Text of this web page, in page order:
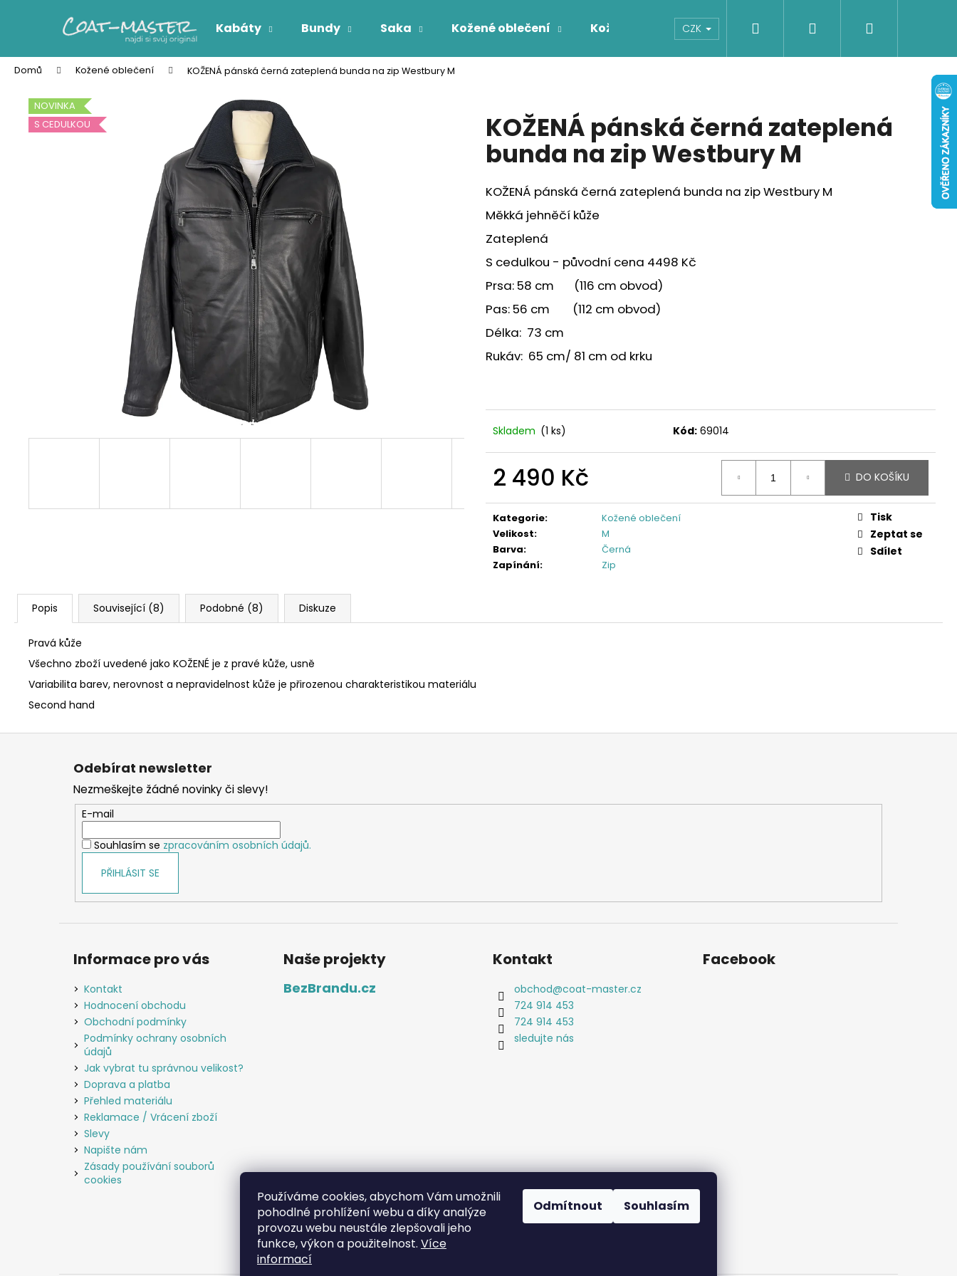
Používáme cookies, abychom Vám umožnili
pohodlné prohlížení webu a díky analýze
provozu webu neustále zlepšovali jeho
funkce, výkon a použitelnost. Více
informací
Odmítnout Souhlasím
Kabáty Bundy Saka Kožené oblečení Kožichy Boty Dětské
CZK Přihlášení
Domů Kožené oblečení KOŽENÁ pánská černá zateplená bunda na zip Westbury M
KOŽENÁ pánská černá zateplená
bunda na zip Westbury M
KOŽENÁ pánská černá zateplená bunda na zip Westbury M
Měkká jehněčí kůže
Zateplená
S cedulkou - původní cena 4498 Kč
Prsa: 58 cm (116 cm obvod)
Pas: 56 cm (112 cm obvod)
Délka: 73 cm
Rukáv: 65 cm/ 81 cm od krku
Skladem (1 ks) Kód: 69014
2 490 Kč
cena:
DO KOŠÍKU
Kategorie:
Kožené oblečení
Velikost:
M
Barva:
Černá
Zapínání: Zip
Tisk
Zeptat se
Sdílet
NOVINKA
S CEDULKOU
Popis Související (8) Podobné (8) Diskuze
Pravá kůže
Všechno zboží uvedené jako KOŽENÉ je z pravé kůže, usně
Variabilita barev, nerovnost a nepravidelnost kůže je přirozenou charakteristikou materiálu
Second hand
í
Zpět
do
obchodu
Zpět
do
obchodu
Co potřebujete najít?
HLEDAT
Z
Odebírat newsletter
Nezmeškejte žádné novinky či slevy!
E-mail
Souhlasím se zpracováním osobních údajů.
PŘIHLÁSIT SE
Informace pro vás
Kontakt
Hodnocení obchodu
Obchodní podmínky
Podmínky ochrany osobních
údajů
Jak vybrat tu správnou velikost?
Doprava a platba
Přehled materiálu
Reklamace / Vrácení zboží
Slevy
Napište nám
Zásady používání souborů
cookies
Naše projekty
BezBrandu.cz
Kontakt
obchod@coat-master.cz
724 914 453
724 914 453
sledujte nás
Facebook
Coat-Master.cz Doplňky ve 100% kvalitě za 10% ceny